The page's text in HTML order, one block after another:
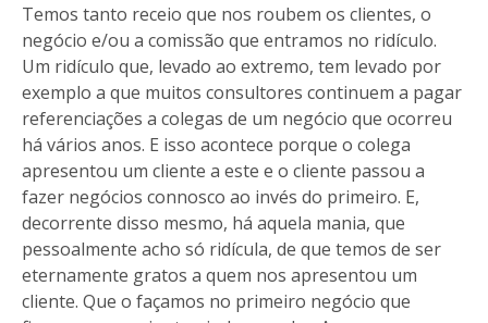
Temos tanto receio que nos roubem os clientes, o
negócio e/ou a comissão que entramos no ridículo.
Um ridículo que, levado ao extremo, tem levado por
exemplo a que muitos consultores continuem a pagar
referenciações a colegas de um negócio que ocorreu
há vários anos. E isso acontece porque o colega
apresentou um cliente a este e o cliente passou a
fazer negócios connosco ao invés do primeiro. E,
decorrente disso mesmo, há aquela mania, que
pessoalmente acho só ridícula, de que temos de ser
eternamente gratos a quem nos apresentou um
cliente. Que o façamos no primeiro negócio que